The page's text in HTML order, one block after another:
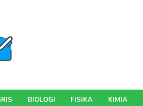
BIOLOGI FISIKA KIMIA